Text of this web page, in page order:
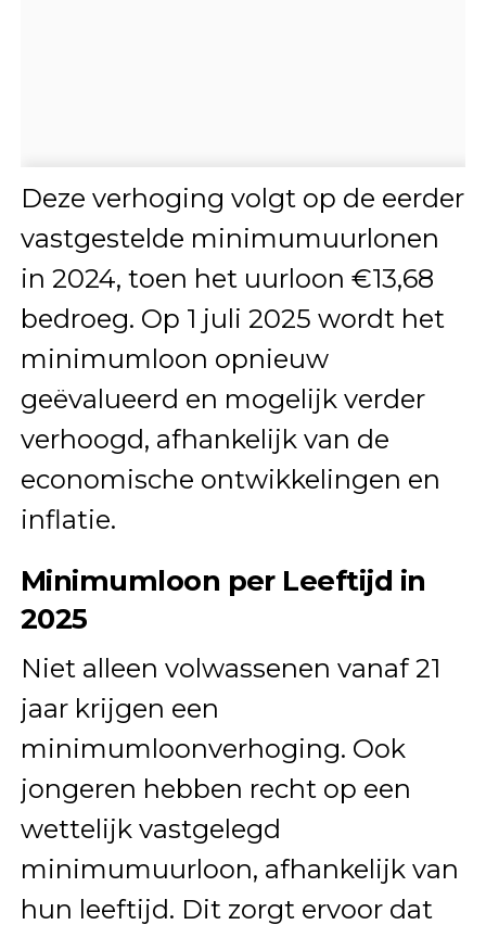
Deze verhoging volgt op de eerder
vastgestelde minimumuurlonen
in 2024, toen het uurloon €13,68
bedroeg. Op 1 juli 2025 wordt het
minimumloon opnieuw
geëvalueerd en mogelijk verder
verhoogd, afhankelijk van de
economische ontwikkelingen en
inflatie.
Minimumloon per Leeftijd in
2025
Niet alleen volwassenen vanaf 21
jaar krijgen een
minimumloonverhoging. Ook
jongeren hebben recht op een
wettelijk vastgelegd
minimumuurloon, afhankelijk van
hun leeftijd. Dit zorgt ervoor dat